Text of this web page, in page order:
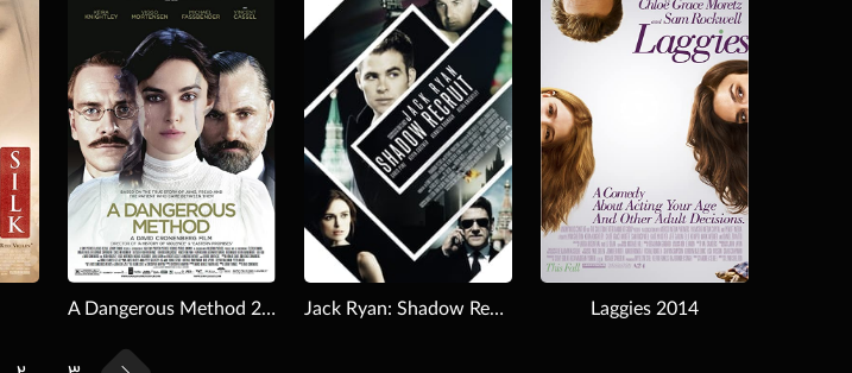
Download
Laggies 2014
Download
Jack Ryan: Shadow Recruit 2014
A Dangerous Method 2011